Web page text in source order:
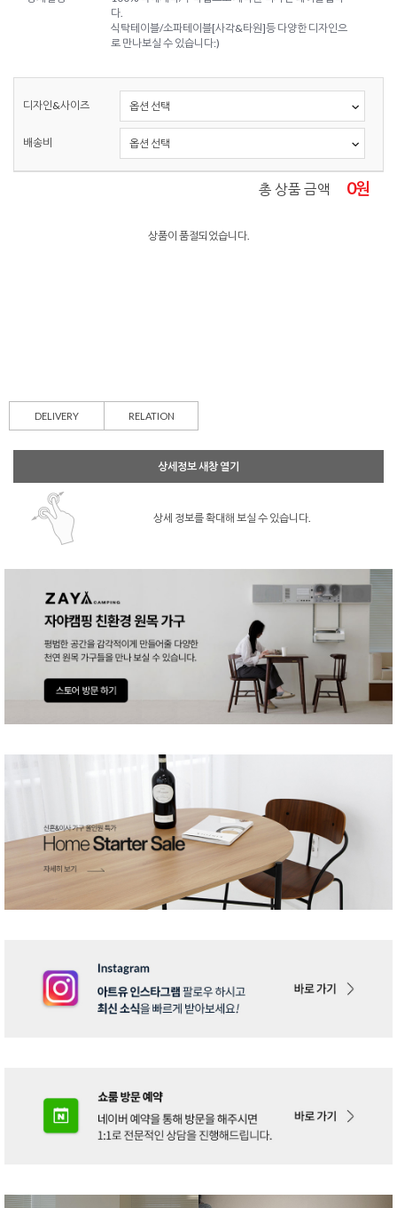
다.
식탁테이블/소파테이블[사각&타원]등 다양한 디자인으
로 만나보실 수 있습니다:)
디자인&사이즈
배송비
총 상품 금액 0원
상품이 품절되었습니다.
DELIVERY RELATION
상세정보 새창 열기
상세 정보를 확대해 보실 수 있습니다.